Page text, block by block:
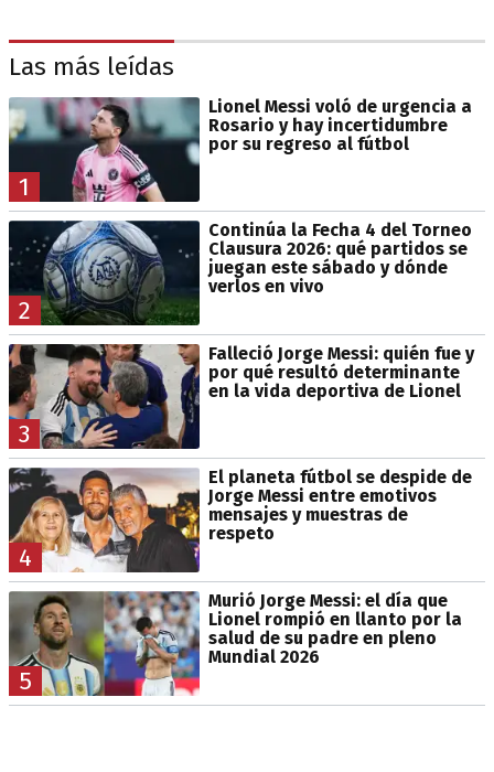
Las más leídas
1
Lionel Messi voló de urgencia a
Rosario y hay incertidumbre
por su regreso al fútbol
2
Continúa la Fecha 4 del Torneo
Clausura 2026: qué partidos se
juegan este sábado y dónde
verlos en vivo
3
Falleció Jorge Messi: quién fue y
por qué resultó determinante
en la vida deportiva de Lionel
4
El planeta fútbol se despide de
Jorge Messi entre emotivos
mensajes y muestras de
respeto
5
Murió Jorge Messi: el día que
Lionel rompió en llanto por la
salud de su padre en pleno
Mundial 2026